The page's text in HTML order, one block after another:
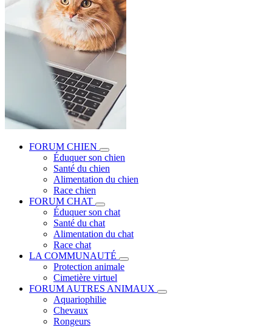
FORUM CHIEN
Éduquer son chien
Santé du chien
Alimentation du chien
Race chien
FORUM CHAT
Éduquer son chat
Santé du chat
Alimentation du chat
Race chat
LA COMMUNAUTÉ
Protection animale
Cimetière virtuel
FORUM AUTRES ANIMAUX
Aquariophilie
Chevaux
Rongeurs